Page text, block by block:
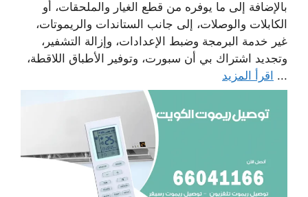
بالإضافة إلى ما يوفره من قطع الغيار والملحقات، أو
الكابلات والوصلات، إلى جانب الستاندات والريموتات،
غير خدمة البرمجة وضبط الإعدادات، وإزالة التشفير،
وتجديد اشتراك بي أن سبورت، وتوفير الأطباق اللاقطة،
... اقرأ المزيد